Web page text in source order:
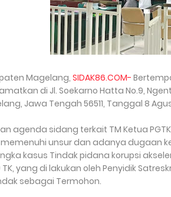
Magelang,SIDAK86.COM-
di Jl. Soekarno Hatta No.9,
Jawa Tengah 56511, Tanggal 8
agenda sidang terkait TM Ketua
unsur dan adanya dugaan
kasus Tindak pidana korupsi
TK, yang di lakukan oleh Penyidik
sebagai Termohon.